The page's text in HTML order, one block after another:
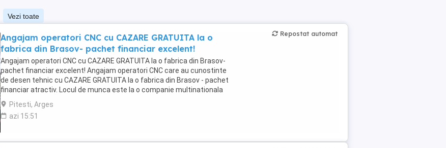
Vezi toate
Angajam operatori CNC cu CAZARE GRATUITA la o
fabrica din Brasov- pachet financiar excelent!
Angajam operatori CNC cu CAZARE GRATUITA la o fabrica din Brasov-
pachet financiar excelent! Angajam operatori CNC care au cunostinte
de desen tehnic cu CAZARE GRATUITA la o fabrica din Brasov - pachet
financiar atractiv. Locul de munca este la o companie multinationala
unde se asambleaza componente ...
Pitesti, Arges
azi 15:51
Repostat automat